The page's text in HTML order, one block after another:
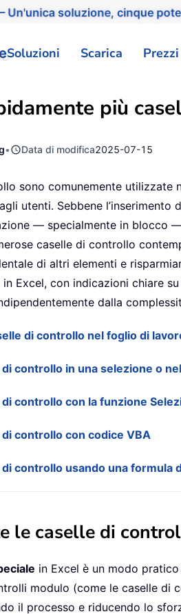
Un'unica soluzione, cinque
Soluzioni Scarica Prezzi
più
• Data di modifica2025-07-15
sono comunemente
utenti. Sebbene
— specialmente in blocco
caselle di controllo
di altri elementi e
Excel, con indicazioni chiare
dalla
di controllo nel foglio di
controllo in una selezione o
di controllo con la funzione
controllo con codice VBA
di controllo usando una formula
le caselle di
in Excel è un modo
modulo (come le caselle di
il processo e riducendo lo